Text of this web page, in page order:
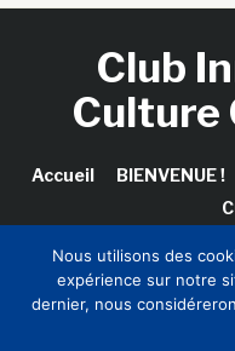
Club
Culture
Accueil BIENVENUE !
Copyright © 2026 Club
Nous utilisons des
expérience sur notre
dernier, nous